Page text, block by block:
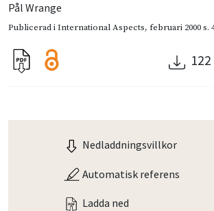
Pål Wrange
Publicerad iInternational Aspects, februari 2000s.
122
Nedladdningsvillkor
Automatisk referens
Ladda ned